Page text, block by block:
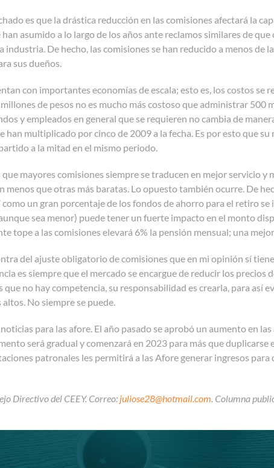
es que la drástica reducción en las comisiones afectará la
asumido a lo largo de los años ante reclamos similares de
industria. De hecho, las comisiones se han reducido a menos
sus dueños.
con importantes economías de escala; esto es, los costos
de pesos no es mucho más costoso que administrar 500
y empleados en general que se requieren no cambia de
han multiplicado por cinco de 2009 a la fecha. Es por esto que
a la mitad en el mismo periodo.
mayores comisiones siempre se traducen en mejor servicio
menos que otras más baratas. Lo opuesto también ocurre. De
como un gran porcentaje de los fondos de ahorro para el retiro
sea menor) puede tener un fuerte impacto en el monto
tope a las comisiones elevará 6% la pensión mensual; una
del ajuste obligatorio de comisiones que en mi opinión sí
es siempre que el mercado se encargue de reducir los precios
que no hay competencia, su responsabilidad es crearla, para así
No siempre se puede.
para las afore. El año pasado se aprobó un aumento en
será gradual y comenzará en 2023 para más que
patronales les permitirá a las Afore generar ingresos para
Directivo del CEEY. Correo: juliose28@hotmail.com. Columna